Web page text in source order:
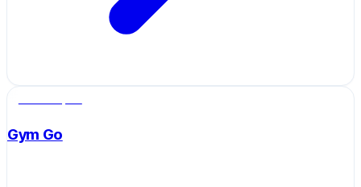
Gym Go